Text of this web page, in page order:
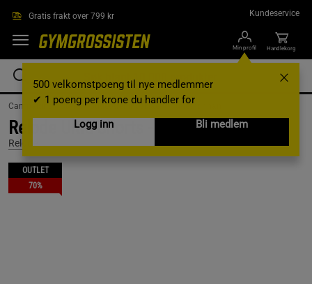
Gratis frakt over 799 kr Kundeservice
Min profil
500 velkomstpoeng til nye medlemmer
✔ 1 poeng per krone du handler for
Logg inn
Bli medlem
Handlekorg
Campaigns / Outlet / outlet-treningsklaer / Outlet for han
Relode Ultra Shorts - Black, L
Relode
OUTLET
70%